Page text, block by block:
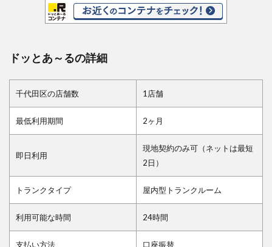
ドッとあ～るの詳細
千代田区の店舗数 1店舗
最低利用期間 2ヶ月
即日利用
現地契約のみ可（ネットは最短
2日）
トランクタイプ 屋内型トランクルーム
利用可能な時間 24時間
支払い方法 口座振替